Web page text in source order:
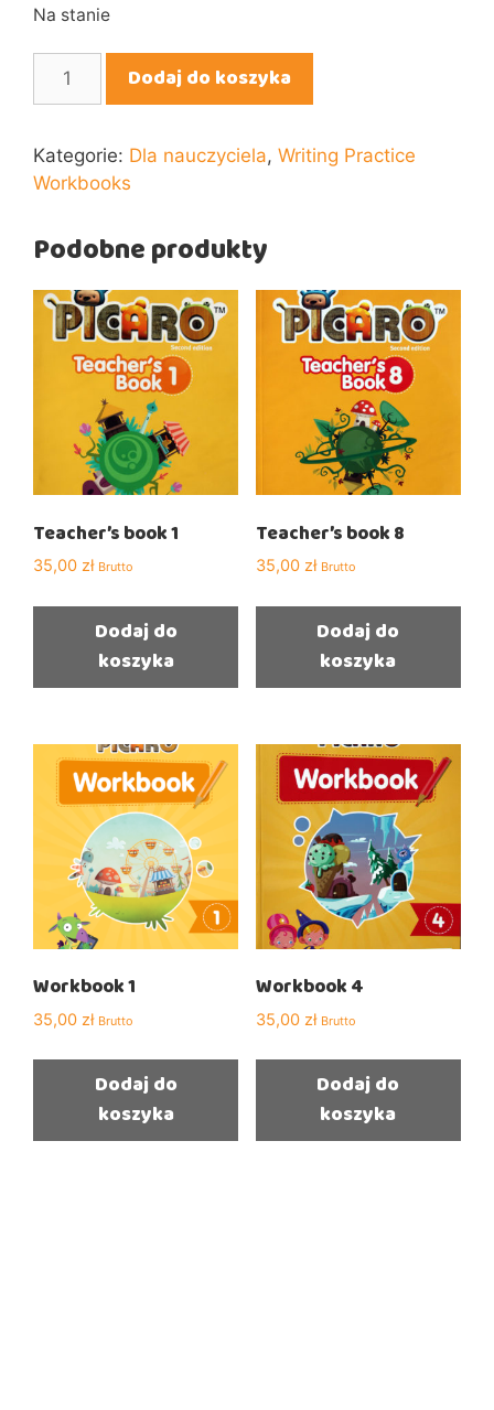
Na stanie
ilość
B
Dodaj do koszyka
Kategorie: Dla nauczyciela, Writing Practice
Workbooks
Podobne produkty
Teacher’s book 1
35,00 zł Brutto
Dodaj do
koszyka
Teacher’s book 8
35,00 zł Brutto
Dodaj do
koszyka
Workbook 1
35,00 zł Brutto
Dodaj do
koszyka
Workbook 4
35,00 zł Brutto
Dodaj do
koszyka